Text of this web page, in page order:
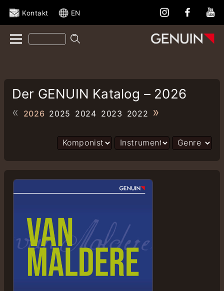
Kontakt EN
Der GENUIN Katalog – 2026
« 2026 2025 2024 2023 2022 »